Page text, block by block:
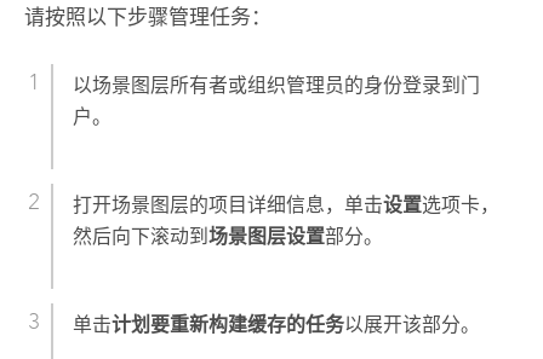
请按照以下步骤管理任务：
以场景图层所有者或组织管理员的身份登录到门
户。
打开场景图层的项目详细信息，单击设置选项卡，
然后向下滚动到 场景图层设置部分。
单击计划要重新构建缓存的任务以展开该部分。